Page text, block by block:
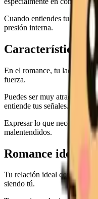
Cuando entiendes tu patrón,
presión interna.
Características
En el romance, tu lado
fuerza.
Puedes ser muy atractivo/a
entiende tus señales.
Expresar lo que necesitas
malentendidos.
Romance ideal
Tu relación ideal combina
siendo tú.